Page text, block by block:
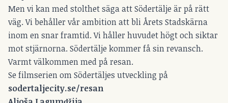
Men vi kan med stolthet säga att Södertälje är på rätt
väg. Vi behåller vår ambition att bli Årets Stadskärna
inom en snar framtid. Vi håller huvudet högt och siktar
mot stjärnorna. Södertälje kommer få sin revansch.
Varmt välkommen med på resan.
Se filmserien om Södertäljes utveckling på
sodertaljecity.se/resan